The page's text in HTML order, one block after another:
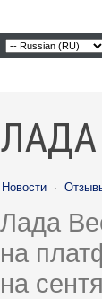
ЛАДА
Новости ·
Лада
на
на